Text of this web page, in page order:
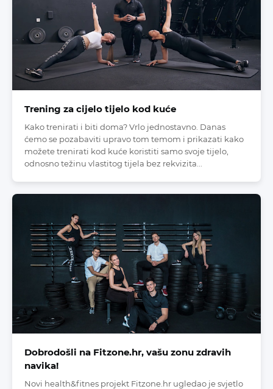
Trening za cijelo tijelo kod kuće
Kako trenirati i biti doma? Vrlo jednostavno. Danas
ćemo se pozabaviti upravo tom temom i prikazati kako
možete trenirati kod kuće koristiti samo svoje tijelo,
odnosno težinu vlastitog tijela bez rekvizita...
Dobrodošli na Fitzone.hr, vašu zonu zdravih
navika!
Novi health&fitnes projekt Fitzone.hr ugledao je svjetlo